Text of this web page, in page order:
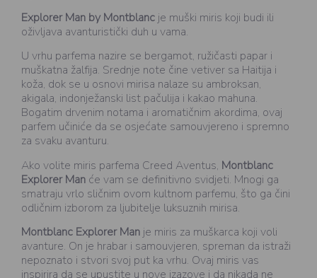
Explorer Man by Montblanc je muški miris koji budi ili
oživljava avanturistički duh u vama.
U vrhu parfema nazire se bergamot, ružičasti papar i
muškatna žalfija. Srednje note čine vetiver sa Haitija i
koža, dok se u osnovi mirisa nalaze su ambroksan,
akigala, indonježanski list pačulija i kakao mahuna.
Bogatim drvenim notama i aromatičnim akordima, ovaj
parfem učiniće da se osjećate samouvjereno i spremno
za svaku avanturu.
Ako volite miris parfema Creed Aventus, Montblanc
Explorer Man će vam se definitivno svidjeti. Mnogi ga
smatraju vrlo sličnim ovom kultnom parfemu, što ga čini
odličnim izborom za ljubitelje luksuznih mirisa.
Montblanc Explorer Man je miris za muškarca koji voli
avanture. On je hrabar i samouvjeren, spreman da istraži
nepoznato i stvori svoj put ka vrhu. Ovaj miris vas
inspirira da se upustite u nove izazove i da nikada ne